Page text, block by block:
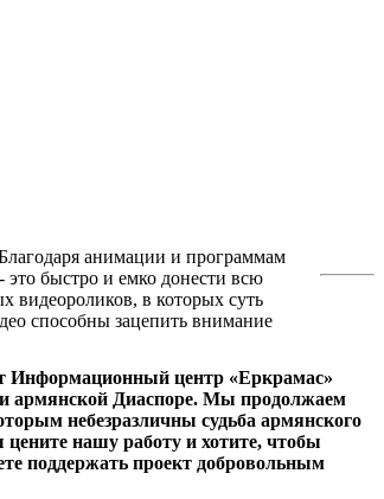
анимации и программам
это быстро и емко донести всю
видеороликов, в которых суть
способны зацепить внимание
Информационный центр «Еркрамас»
армянской Диаспоре. Мы продолжаем
небезразличны судьба армянского
нашу работу и хотите, чтобы
поддержать проект добровольным